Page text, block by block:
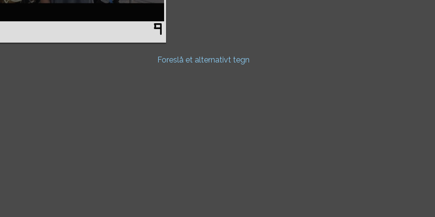
Foreslå et alternativt tegn